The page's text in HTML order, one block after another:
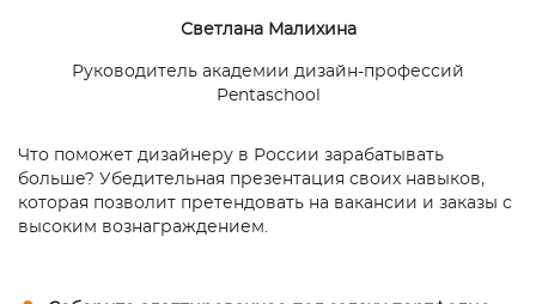
Светлана Малихина
Руководитель академии дизайн-профессий
Pentaschool
Что поможет дизайнеру в России зарабатывать
больше? Убедительная презентация своих навыков,
которая позволит претендовать на вакансии и заказы с
высоким вознаграждением.